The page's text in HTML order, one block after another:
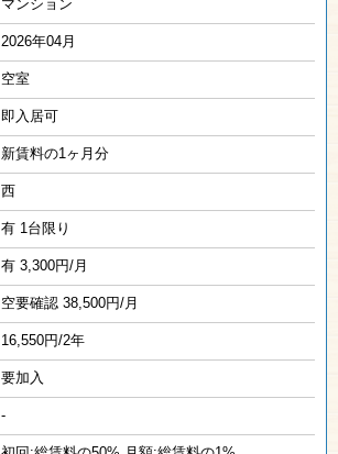
マンション
2026年04月
空室
即入居可
新賃料の1ヶ月分
西
有 1台限り
有 3,300円/月
空要確認 38,500円/月
16,550円/2年
要加入
-